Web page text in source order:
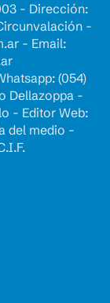
- Dirección:
-
- Email:
(054)
Dellazoppa -
- Editor Web:
del medio -